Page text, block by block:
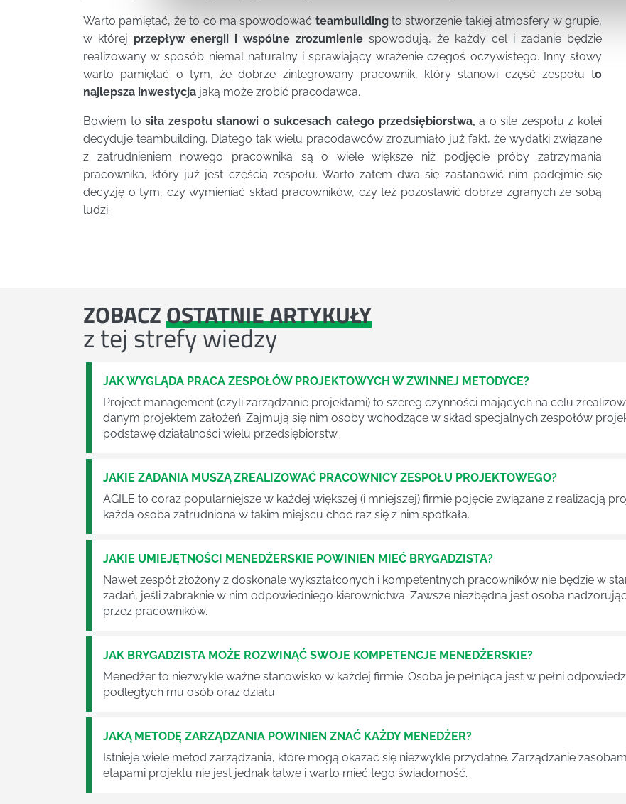
Warto pamiętać, że to co ma spowodować teambuildingto stworzenie takiej atmosfery w grupie,
w której przepływ energii i wspólne zrozumienie spowodują, że każdy cel i zadanie będzie
realizowany w sposób niemal naturalny i sprawiający wrażenie czegoś oczywistego. Inny słowy
warto pamiętać o tym, że dobrze zintegrowany pracownik, który stanowi część zespołu to
najlepsza inwestycja jaką może zrobić pracodawca.
Bowiem tosiła zespołu stanowi o sukcesach całego przedsiębiorstwa, a o sile zespołu z kolei
decyduje teambuilding. Dlatego tak wielu pracodawców zrozumiało już fakt, że wydatki związane
z zatrudnieniem nowego pracownika są o wiele większe niż podjęcie próby zatrzymania
pracownika, który już jest częścią zespołu. Warto zatem dwa się zastanowić nim podejmie się
decyzję o tym, czy wymieniać skład pracowników, czy też pozostawić dobrze zgranych ze sobą
ludzi.
ZOBACZOSTATNIE ARTYKUŁY
z tej strefy wiedzy
JAK WYGLĄDA PRACA ZESPOŁÓW PROJEKTOWYCH W ZWINNEJ METODYCE?
Project management (czyli zarządzanie projektami) to szereg czynności mających na celu
danym projektem założeń. Zajmują się nim osoby wchodzące w skład specjalnych zespołów
podstawę działalności wielu przedsiębiorstw.
JAKIE ZADANIA MUSZĄ ZREALIZOWAĆ PRACOWNICY ZESPOŁU PROJEKTOWEGO?
AGILE to coraz popularniejsze w każdej większej (i mniejszej) firmie pojęcie związane z realizacją
każda osoba zatrudniona w takim miejscu choć raz się z nim spotkała.
JAKIE UMIEJĘTNOŚCI MENEDŻERSKIE POWINIEN MIEĆ BRYGADZISTA?
Nawet zespół złożony z doskonale wykształconych i kompetentnych pracowników nie będzie w
zadań, jeśli zabraknie w nim odpowiedniego kierownictwa. Zawsze niezbędna jest osoba
przez pracowników.
JAK BRYGADZISTA MOŻE ROZWINĄĆ SWOJE KOMPETENCJE MENEDŻERSKIE?
Menedżer to niezwykle ważne stanowisko w każdej firmie. Osoba je pełniąca jest w pełni
podległych mu osób oraz działu.
JAKĄ METODĘ ZARZĄDZANIA POWINIEN ZNAĆ KAŻDY MENEDŻER?
Istnieje wiele metod zarządzania, które mogą okazać się niezwykle przydatne. Zarządzanie
etapami projektu nie jest jednak łatwe i warto mieć tego świadomość.